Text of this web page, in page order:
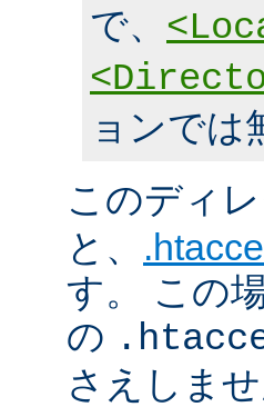
で、
ョンでは
このディ
と、
す。 この
の
さえしませ